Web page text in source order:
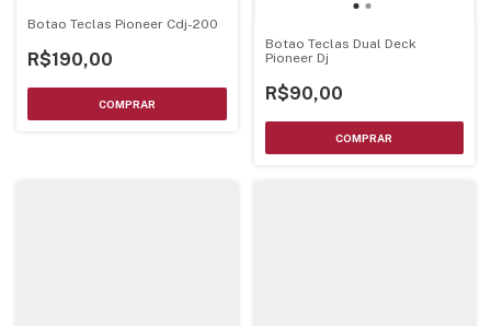
Botao Teclas Pioneer Cdj-200
R$190,00
Botao Teclas Dual Deck
Pioneer Dj
R$90,00